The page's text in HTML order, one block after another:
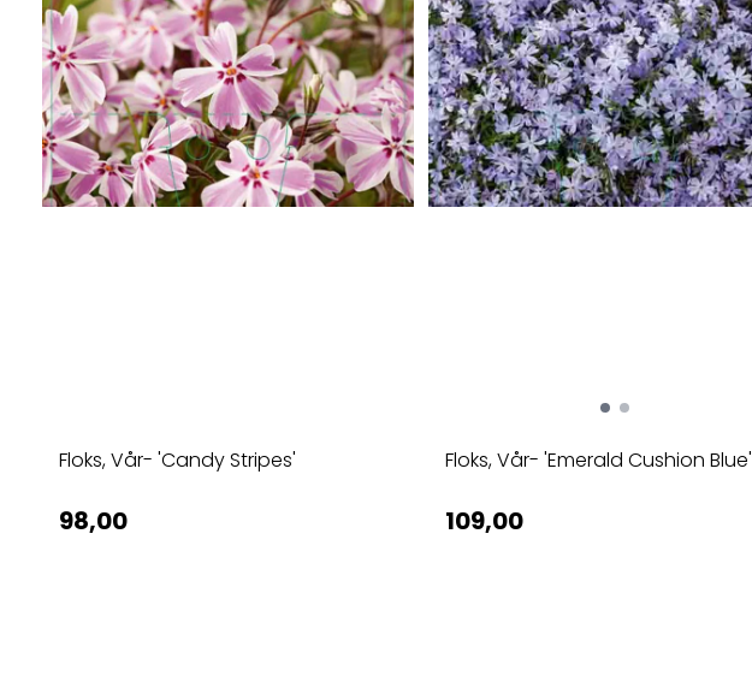
Floks, Vår- 'Candy Stripes'
98,00
Floks, Vår- 'Emerald Cushion Blue'
109,00